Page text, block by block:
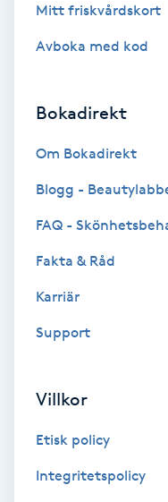
Fotvård
Fransborttagning
Fransförlängning
Mitt friskvårdskort
Avboka med kod
Bokadirekt
Om Bokadirekt
Blogg -
FAQ -
Fakta & Råd
Karriär
Support
Villkor
Etisk policy
Integritetspolicy